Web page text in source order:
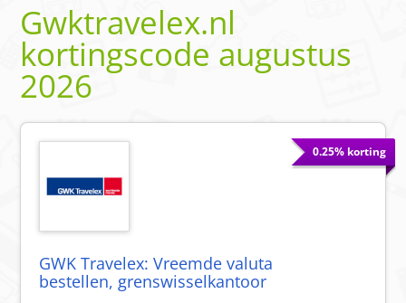
Gwktravelex.nl
kortingscode augustus
2026
0.25% korting
GWK Travelex: Vreemde valuta
bestellen, grenswisselkantoor